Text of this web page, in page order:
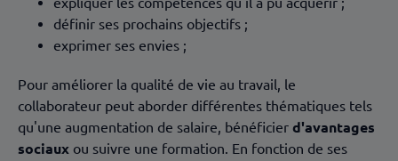
définir ses prochains objectifs ;
exprimer ses envies ;
Pour améliorer la qualité de vie au travail, le
collaborateur peut aborder différentes thématiques tels
qu'une augmentation de salaire, bénéficier d'avantages
sociaux ou suivre une formation. En fonction de ses